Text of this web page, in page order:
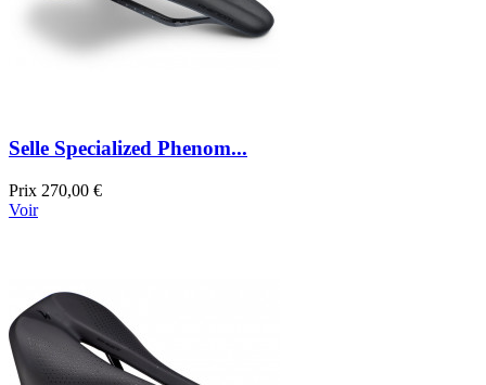
Selle Specialized Phenom...
Prix 270,00 €
Voir